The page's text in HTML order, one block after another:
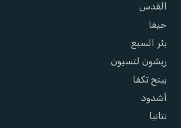
القدس
حيفا
بئر السبع
ريشون لتسيون
بيتح تكفا
أشدود
نتانيا